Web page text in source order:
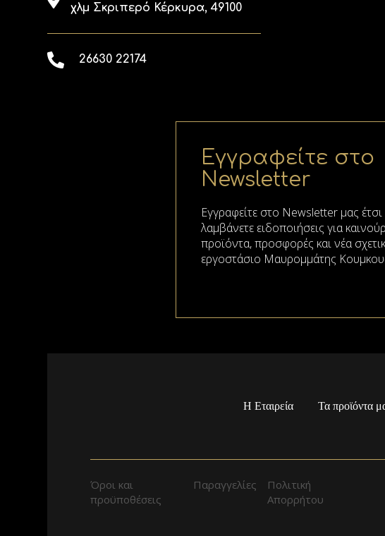
χλμ Σκριπερό Κέρκυρα, 49100
26630 22174
Εγγραφείτε στο
Newsletter
Εγγραφείτε στο Νewsletter μας
λαμβάνετε ειδοποιήσεις για
προϊόντα, προσφορές και νέα
εργοστάσιο Μαυρομμάτης
Η Εταιρεία Τα προϊόντα
Όροι και
προϋποθέσεις
Παραγγελίες
Πολιτική
Απορρήτου